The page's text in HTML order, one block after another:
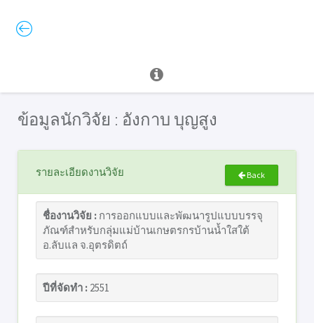
ข้อมูลนักวิจัย : อังกาบ บุญสูง
รายละเอียดงานวิจัย Back
ชื่องานวิจัย : การออกแบบและพัฒนารูปแบบบรรจุ
ภัณฑ์สำหรับกลุ่มแม่บ้านเกษตรกรบ้านน้ำใสใต้
อ.ลับแล จ.อุตรดิตถ์
ปีที่จัดทำ : 2551